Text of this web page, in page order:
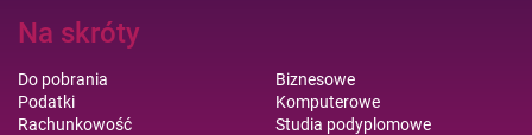
Na skróty
Do pobrania
Podatki
Rachunkowość
Biznesowe
Komputerowe
Studia podyplomowe